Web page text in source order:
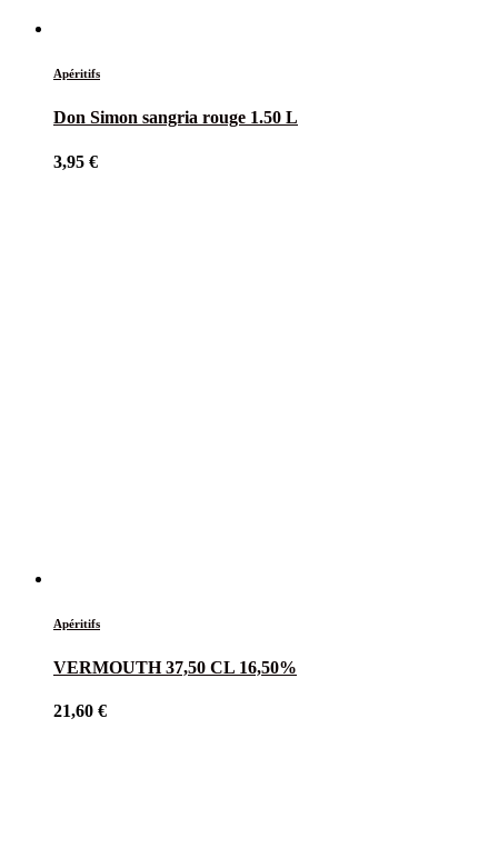
Apéritifs
Don Simon sangria rouge 1.50 L
3,95 €
Apéritifs
VERMOUTH 37,50 CL 16,50%
21,60 €